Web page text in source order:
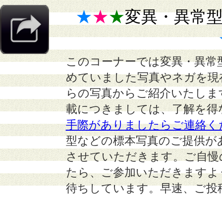
★★★変異・異常
このコーナーでは変異・異
めていました写真やネガを
らの写真からご紹介いたし
載につきましては、了解を
手際がありましたらご連絡く
型などの標本写真のご提供
させていただきます。ご自
たら、ご参加いただきます
待ちしています。早速、ご